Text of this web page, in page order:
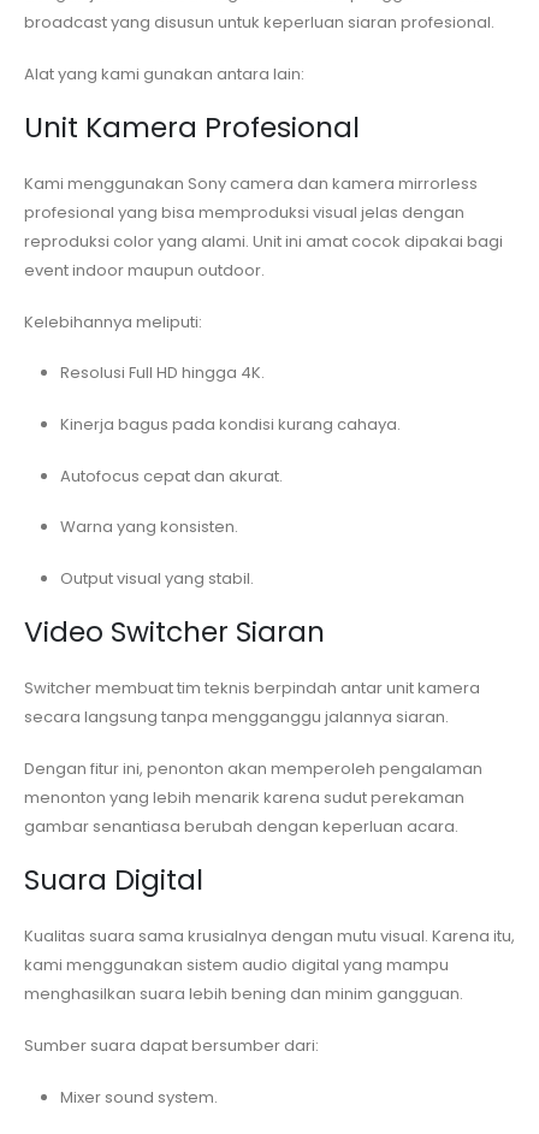
broadcast yang disusun untuk keperluan siaran profesional.
Alat yang kami gunakan antara lain:
Unit Kamera Profesional
Kami menggunakan Sony camera dan kamera mirrorless
profesional yang bisa memproduksi visual jelas dengan
reproduksi color yang alami. Unit ini amat cocok dipakai bagi
event indoor maupun outdoor.
Kelebihannya meliputi:
Resolusi Full HD hingga 4K.
Kinerja bagus pada kondisi kurang cahaya.
Autofocus cepat dan akurat.
Warna yang konsisten.
Output visual yang stabil.
Video Switcher Siaran
Switcher membuat tim teknis berpindah antar unit kamera
secara langsung tanpa mengganggu jalannya siaran.
Dengan fitur ini, penonton akan memperoleh pengalaman
menonton yang lebih menarik karena sudut perekaman
gambar senantiasa berubah dengan keperluan acara.
Suara Digital
Kualitas suara sama krusialnya dengan mutu visual. Karena itu,
kami menggunakan sistem audio digital yang mampu
menghasilkan suara lebih bening dan minim gangguan.
Sumber suara dapat bersumber dari:
Mixer sound system.